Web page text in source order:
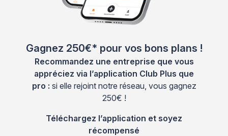
Gagnez 250€* pour vos bons plans !
Recommandez une entreprise que vous
appréciez via l’application Club Plus que
pro : si elle rejoint notre réseau, vous gagnez
250€ !
Téléchargez l’application et soyez
récompensé